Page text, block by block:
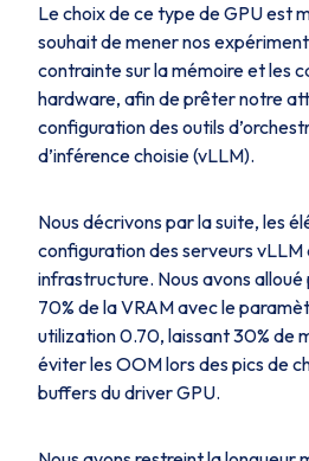
Le choix de ce type de GPU est
souhait de mener nos
contrainte sur la mémoire et les
hardware, afin de prêter notre
configuration des outils
d’inférence choisie (vLLM).
Nous décrivons par la suite, les
configuration des serveurs
infrastructure. Nous avons
70% de la VRAM avec le
utilization 0.70, laissant 30% de
éviter les OOM lors des pics de
buffers du driver GPU.